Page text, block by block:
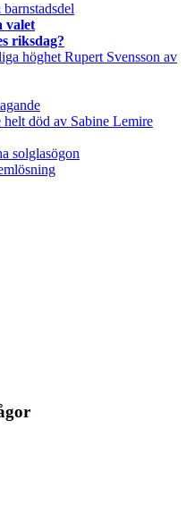
valet
riksdag?
höghet Rupert Svensson av
död av Sabine Lemire
solglasögon